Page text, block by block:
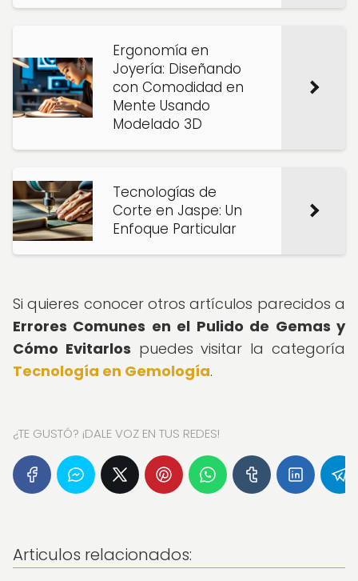
Ergonomía en
Joyería: Diseñando
con Comodidad en
Mente Usando
Modelado 3D
Tecnologías de
Corte en Jaspe: Un
Enfoque Particular
Si quieres conocer otros artículos parecidos a
Errores Comunes en el Pulido de Gemas y
Cómo Evitarlos puedes visitar la categoría
Tecnología en Gemología.
¿TE GUSTÓ? ¡DALE VOZ EN TUS REDES!
Articulos relacionados: